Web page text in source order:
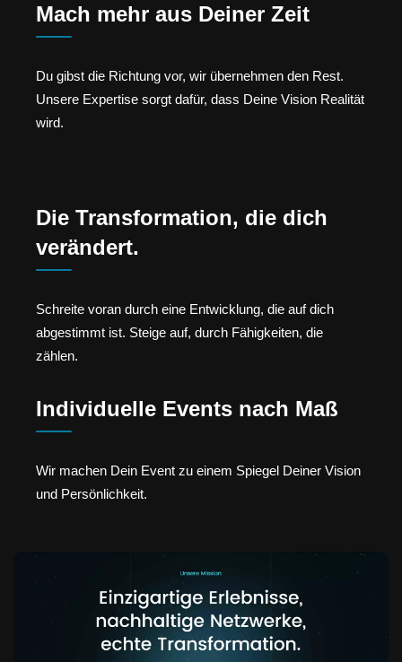
Mach mehr aus Deiner Zeit
Du gibst die Richtung vor, wir übernehmen den Rest.
Unsere Expertise sorgt dafür, dass Deine Vision Realität
wird.
Die Transformation, die dich
verändert.
Schreite voran durch eine Entwicklung, die auf dich
abgestimmt ist. Steige auf, durch Fähigkeiten, die
zählen.
Individuelle Events nach Maß
Wir machen Dein Event zu einem Spiegel Deiner Vision
und Persönlichkeit.